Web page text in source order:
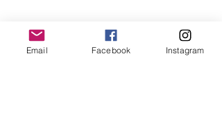
Email Facebook Instagram